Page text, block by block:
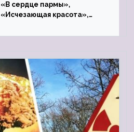
«В сердце пармы»,
«Исчезающая красота»,